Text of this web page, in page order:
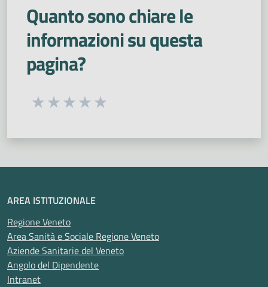
Quanto sono chiare le
informazioni su questa
pagina?
Seleziona una valutazione da 1 a 5 stelle
AREA ISTITUZIONALE
Regione Veneto
Area Sanità e Sociale Regione Veneto
Aziende Sanitarie del Veneto
Angolo del Dipendente
Intranet